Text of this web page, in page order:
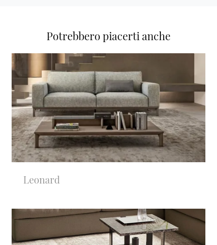
Potrebbero piacerti anche
Leonard